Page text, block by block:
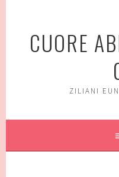
contenutoCUORE
ZILIANI